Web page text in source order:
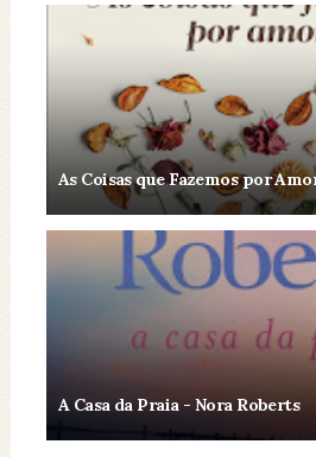
As Coisas que Fazemos por
A Casa da Praia - Nora Roberts